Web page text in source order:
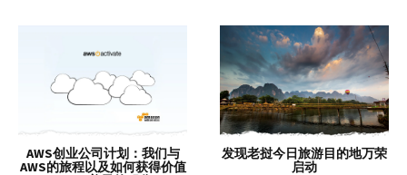
AWS创业公司计划：我们与
AWS的旅程以及如何获得价值
发现老挝今日旅游目的地万荣
启动